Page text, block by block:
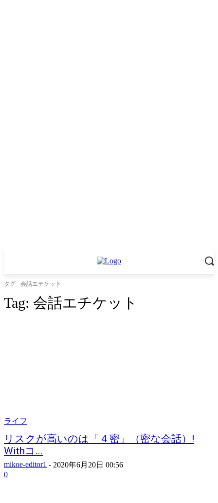
タグ 会話エチケット
Tag: 会話エチケット
ライフ
リスクが高いのは「４密」（密な会話）!
Withコ...
mikoe-editor1 - 2020年6月20日 00:56
0